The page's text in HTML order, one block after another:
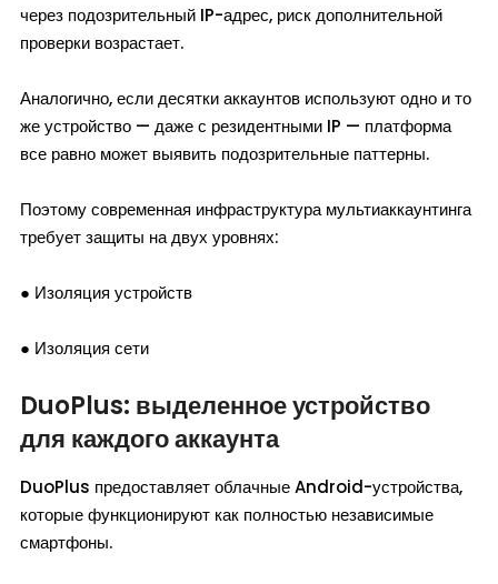
через подозрительный IP-адрес, риск дополнительной
проверки возрастает.
Аналогично, если десятки аккаунтов используют одно и то
же устройство — даже с резидентными IP — платформа
все равно может выявить подозрительные паттерны.
Поэтому современная инфраструктура мультиаккаунтинга
требует защиты на двух уровнях:
● Изоляция устройств
● Изоляция сети
DuoPlus: выделенное устройство
для каждого аккаунта
DuoPlus предоставляет облачные Android-устройства,
которые функционируют как полностью независимые
смартфоны.